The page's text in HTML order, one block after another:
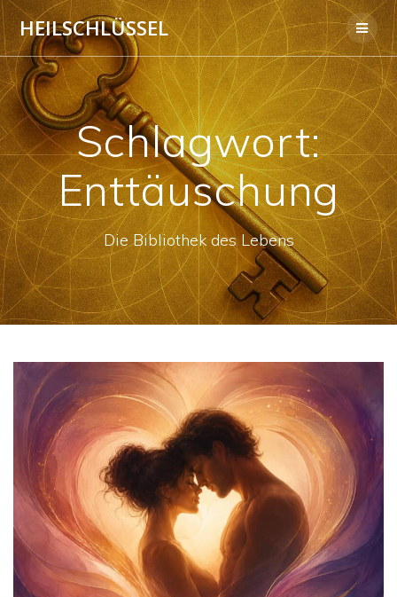
Skip
to
content
HEILSCHLÜSSEL
Schlagwort:
Enttäuschung
Die Bibliothek des Lebens